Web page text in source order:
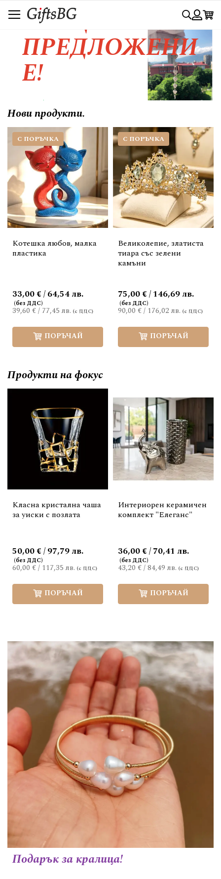
към
съдържанието
Търси
СПЕЦИАЛНО
ПРЕДЛОЖЕНИ
Е!
Любовта се изразява с красивия
жест.....
Нови продукти.
С ПОРЪЧКА
Котешка любов, малка
пластика
39,60 €/ 77,45 лв.
33,00 € / 64,54 лв.
ПОРЪЧАЙ
С ПОРЪЧКА
Великолепие, златиста
тиара със зелени
камъни
90,00 €/ 176,02 лв.
75,00 € / 146,69 лв.
ПОРЪЧАЙ
Продукти на фокус
Класна кристална чаша
за уиски с позлата
60,00 €/ 117,35 лв.
50,00 € / 97,79 лв.
ПОРЪЧАЙ
Интериорен керамичен
комплект "Елеганс"
43,20 €/84,49 лв.
36,00 € / 70,41 лв.
ПОРЪЧАЙ
Подарък за кралица!